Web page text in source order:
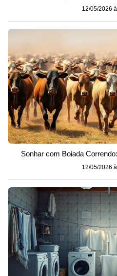
12/05/2026
Sonhar com Boiada
12/05/2026